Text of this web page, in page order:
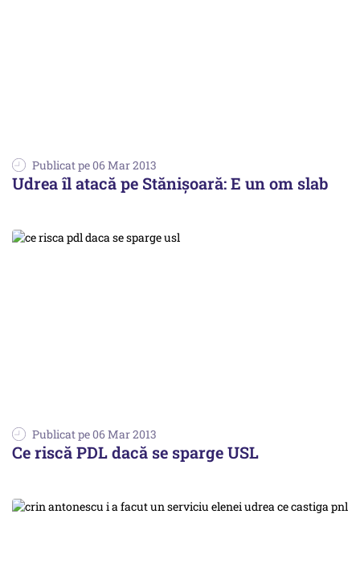
Publicat pe 06 Mar 2013
Udrea îl atacă pe Stănișoară: E un om slab
Publicat pe 06 Mar 2013
Ce riscă PDL dacă se sparge USL